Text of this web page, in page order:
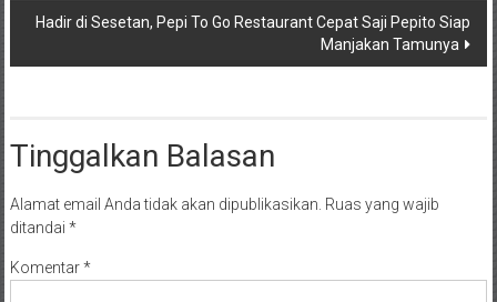
Hadir di Sesetan, Pepi To Go Restaurant Cepat Saji Pepito Siap
Manjakan Tamunya
Tinggalkan Balasan
Alamat email Anda tidak akan dipublikasikan. Ruas yang wajib
ditandai *
Komentar*